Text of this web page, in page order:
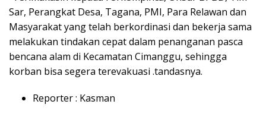
Sar, Perangkat Desa, Tagana, PMI, Para Relawan dan
Masyarakat yang telah berkordinasi dan bekerja sama
melakukan tindakan cepat dalam penanganan pasca
bencana alam di Kecamatan Cimanggu, sehingga
korban bisa segera terevakuasi .tandasnya.
Reporter : Kasman